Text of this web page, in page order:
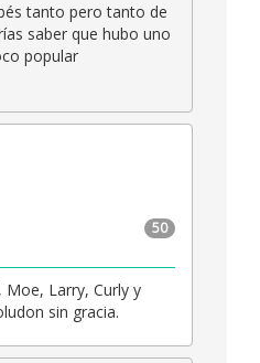
tanto pero tanto de
saber que hubo uno
popular
50
Moe, Larry, Curly y
sin gracia.